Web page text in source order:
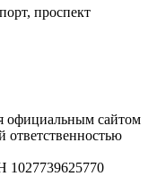
проспект
официальным сайтом
ответственностью